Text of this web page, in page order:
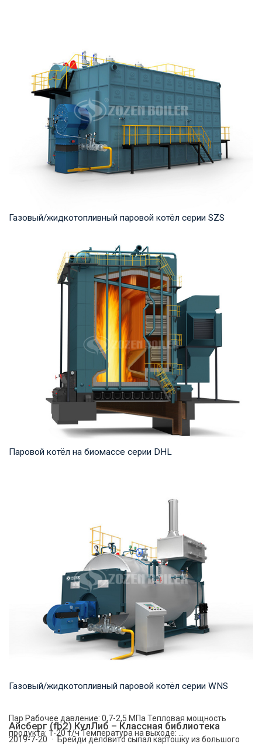
Газовый/жидкотопливный паровой котёл серии SZS
Пар Рабочее давление: 1.25-2.5 MПа Тепловая мощность
продукта: 10-50 т/ч Температура на выходе...
Паровой котёл на биомассе серии DHL
продукта: 20-75 т/ч Температура на выходе...
Газовый/жидкотопливный паровой котёл серии WNS
Пар Рабочее давление: 0,7-2,5 МПа Тепловая мощность
продукта: 1-20 т/ч Температура на выходе: ...
Айсберг (fb2) КулЛиб – Классная библиотека
2019-7-20 · Брейди деловито сыпал картошку из большого